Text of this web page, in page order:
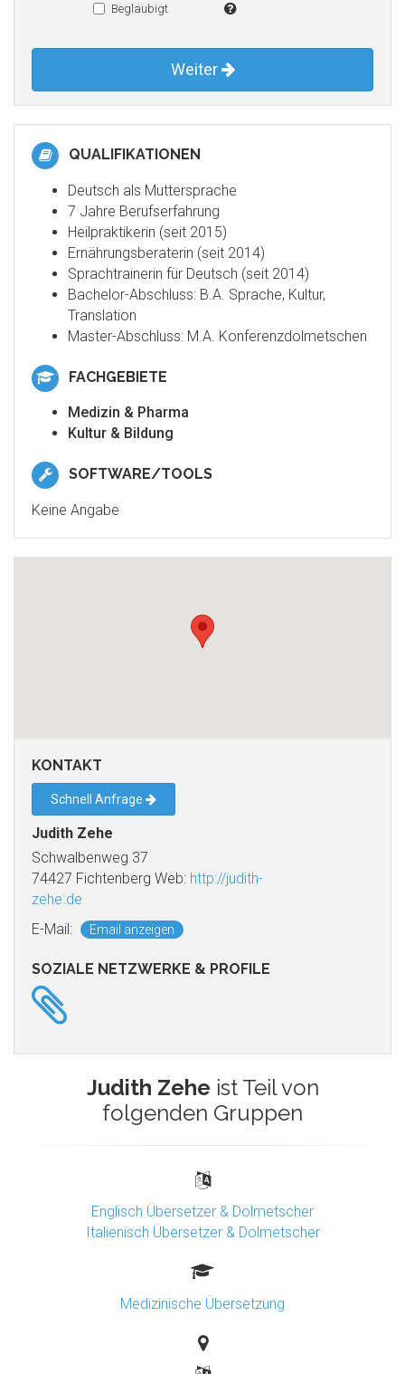
Beglaubigt
Weiter
QUALIFIKATIONEN
Deutsch als Muttersprache
7 Jahre Berufserfahrung
Heilpraktikerin (seit 2015)
Ernährungsberaterin (seit 2014)
Sprachtrainerin für Deutsch (seit 2014)
Bachelor-Abschluss: B.A. Sprache, Kultur,
Translation
Master-Abschluss: M.A. Konferenzdolmetschen
FACHGEBIETE
Medizin & Pharma
Kultur & Bildung
SOFTWARE/TOOLS
Keine Angabe
KONTAKT
Schnell Anfrage
Judith Zehe
Schwalbenweg 37
74427 Fichtenberg Web: http://judith-
zehe.de
E-Mail:
Email anzeigen
SOZIALE NETZWERKE & PROFILE
Judith Zehe ist Teil von
folgenden Gruppen
Englisch Übersetzer & Dolmetscher
Italienisch Übersetzer & Dolmetscher
Medizinische Übersetzung